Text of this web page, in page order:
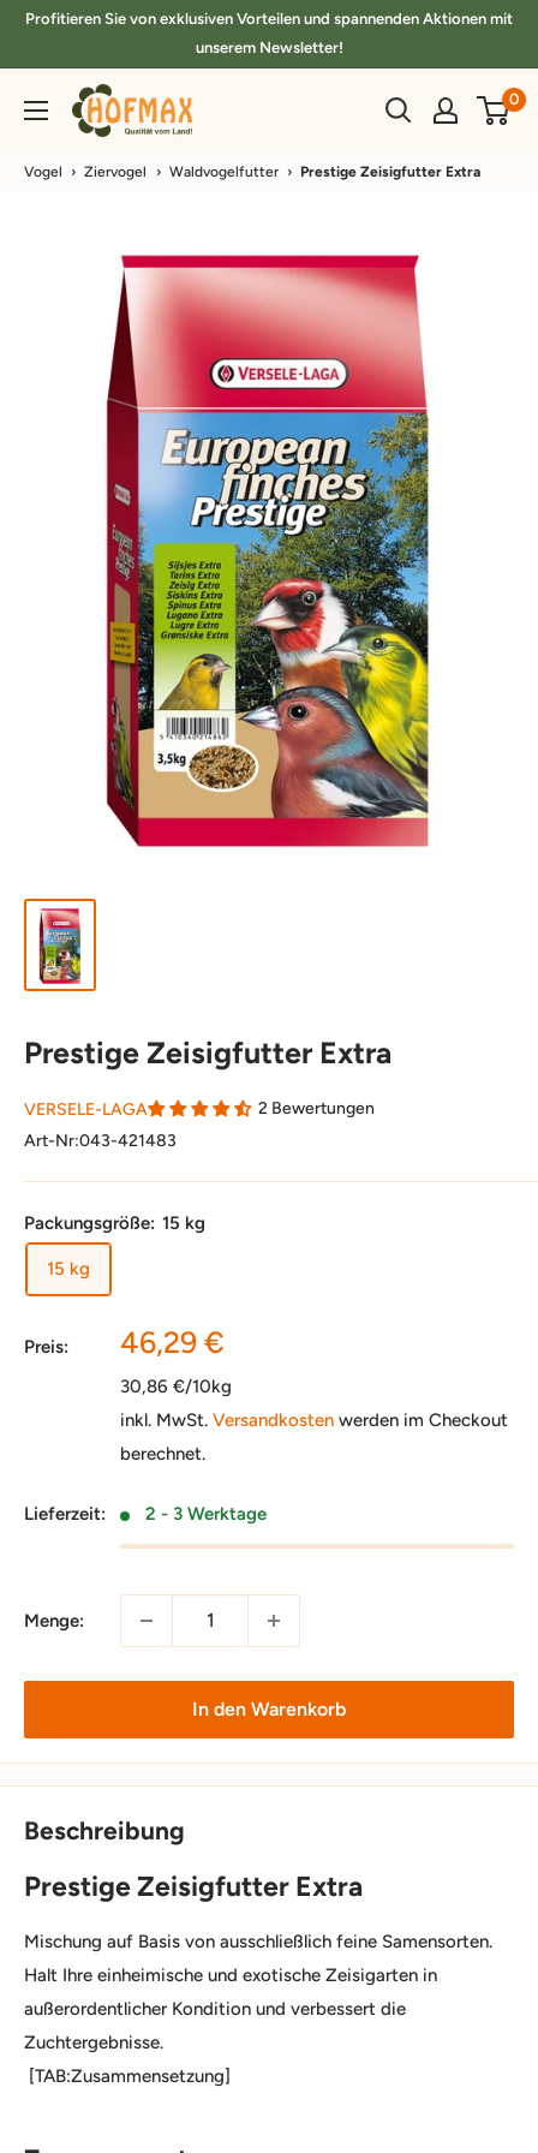
DirektProfitieren Sie von exklusiven Vorteilen und spannenden Aktionen mit
unserem Newsletter!
hofmax.de 0
Vogel › Ziervogel › Waldvogelfutter › Prestige Zeisigfutter Extra
Prestige Zeisigfutter Extra
VERSELE-LAGA
2 Bewertungen
Art-Nr:043-421483
Packungsgröße: 15 kg
15 kg
Preis: Sonderpreis
46,29 €
30,86 €/10kg
inkl. MwSt. Versandkosten werden im Checkout
berechnet.
Lieferzeit: 2 - 3 Werktage
Menge:
In den Warenkorb
Beschreibung
Prestige Zeisigfutter Extra
Mischung auf Basis von ausschließlich feine Samensorten.
Halt Ihre einheimische und exotische Zeisigarten in
außerordentlicher Kondition und verbessert die
Zuchtergebnisse.
[TAB:Zusammensetzung]